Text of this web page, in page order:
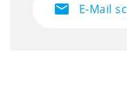
mail E-Mail